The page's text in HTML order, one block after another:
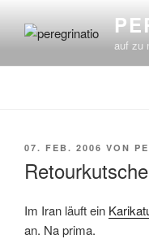
Inhalt
auf zu
VERÖFFENTLICHT
07. FEB. 2006 VON
Im Iran läuft ein
an. Na prima.